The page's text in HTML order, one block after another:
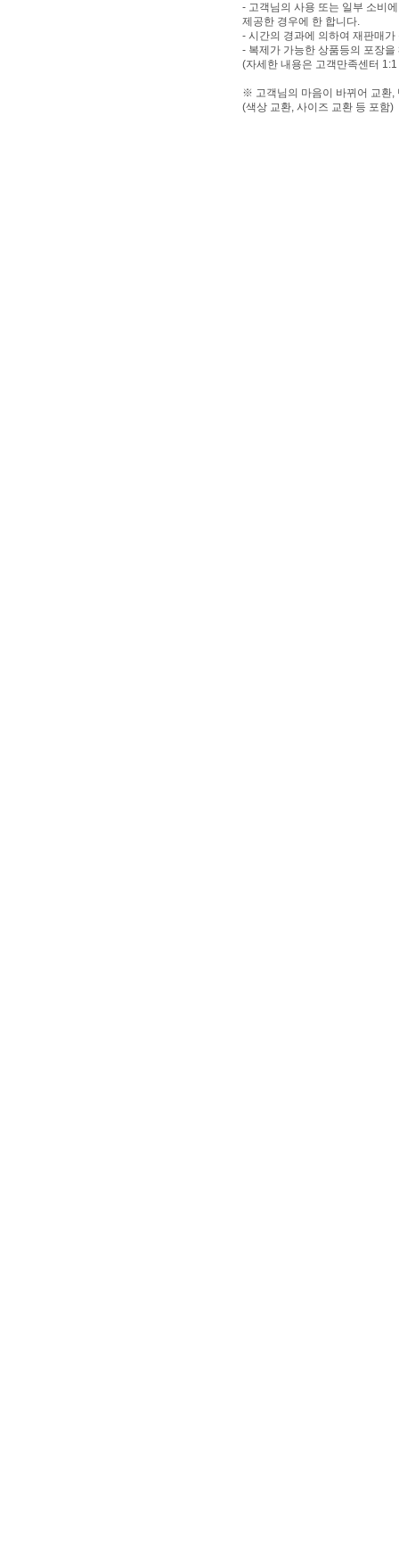
- 고객님의 사용 또는 일부 소비
제공한 경우에 한 합니다.
- 시간의 경과에 의하여 재판매
- 복제가 가능한 상품등의 포장을
(자세한 내용은 고객만족센터
※ 고객님의 마음이 바뀌어 교환,
(색상 교환, 사이즈 교환 등 포함)